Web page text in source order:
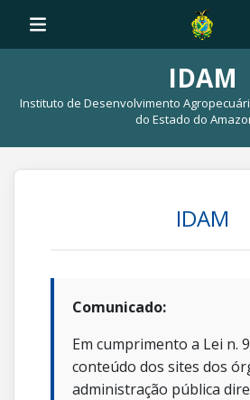
IDAM
Instituto de Desenvolvimento
do Estado do
IDAM
Comunicado:
Em cumprimento a Lei n.
conteúdo dos sites dos
administração pública